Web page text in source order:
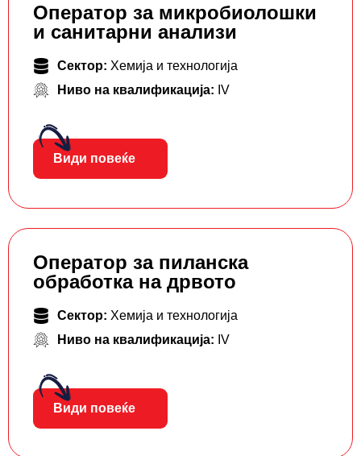
Оператор за микробиолошки
и санитарни анализи
Сектор: Хемија и технологија
Ниво на квалификација: IV
Види повеќе
Оператор за пиланска
обработка на дрвото
Сектор: Хемија и технологија
Ниво на квалификација: IV
Види повеќе